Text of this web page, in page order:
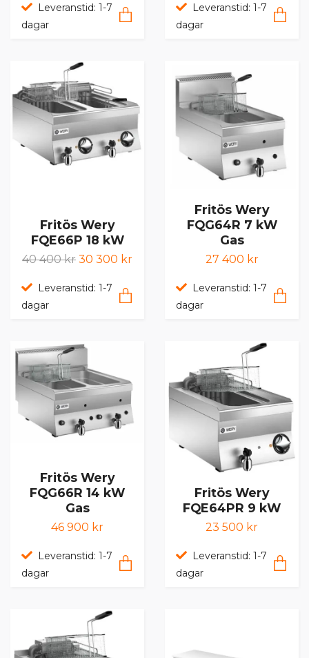
Leveranstid: 1-7
dagar
Leveranstid: 1-7
dagar
Fritös Wery
FQE66P 18 kW
40 400 kr 30 300 kr
Leveranstid: 1-7
dagar
Fritös Wery
FQG64R 7 kW
Gas
27 400 kr
Leveranstid: 1-7
dagar
Fritös Wery
FQG66R 14 kW
Gas
46 900 kr
Leveranstid: 1-7
dagar
Fritös Wery
FQE64PR 9 kW
23 500 kr
Leveranstid: 1-7
dagar